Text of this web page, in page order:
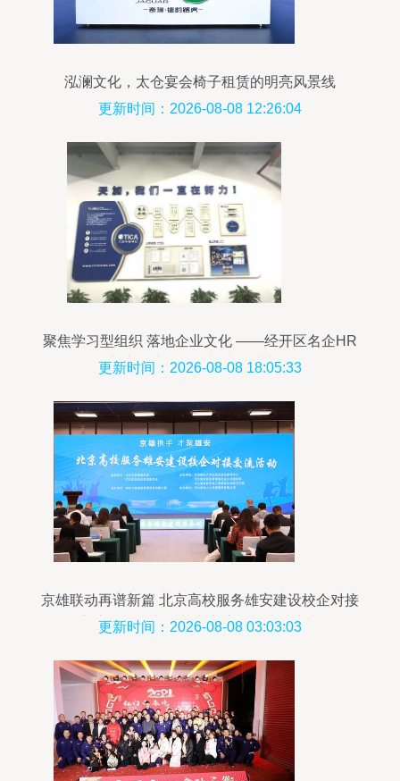
泓澜文化，太仓宴会椅子租赁的明亮风景线
更新时间：2026-08-08 12:26:04
聚焦学习型组织 落地企业文化 ——经开区名企HR
交流参访活动天加站圆满举行
更新时间：2026-08-08 18:05:33
京雄联动再谱新篇 北京高校服务雄安建设校企对接
交流活动暨文化艺术交流策划成功举办
更新时间：2026-08-08 03:03:03